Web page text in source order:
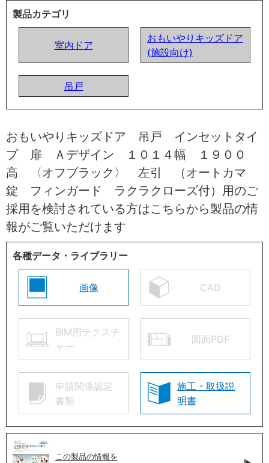
製品カテゴリ
室内ドア
おもいやりキッズドア
(施設向け)
吊戸
おもいやりキッズドア 吊戸 インセットタイ
プ 扉 Ａデザイン １０１４幅 １９００
高 〈オフブラック〉 左引 （オートカマ
錠 フィンガード ラクラクローズ付）用のご
採用を検討されている方はこちらから製品の情
報がご覧いただけます
各種データ・ライブラリー
画像 CAD
BIM用テクスチ
ャー
図面PDF
申請関係認定
書類
施工・取扱説
明書
この製品の情報を